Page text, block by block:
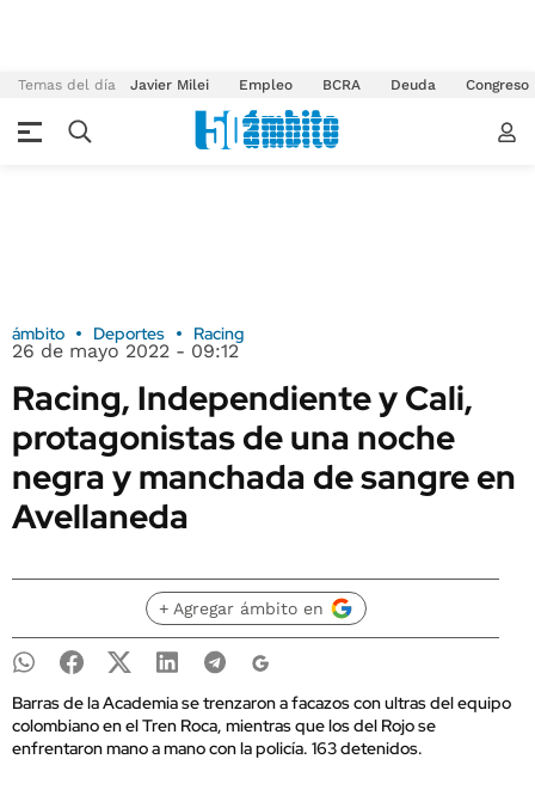
Temas del día Javier Milei Empleo BCRA Deuda Congreso
ámbito Deportes Racing
26 de mayo 2022 - 09:12
Racing, Independiente y Cali,
protagonistas de una noche
negra y manchada de sangre en
Avellaneda
+ Agregar ámbito en
Barras de la Academia se trenzaron a facazos con ultras del equipo
colombiano en el Tren Roca, mientras que los del Rojo se
enfrentaron mano a mano con la policía. 163 detenidos.